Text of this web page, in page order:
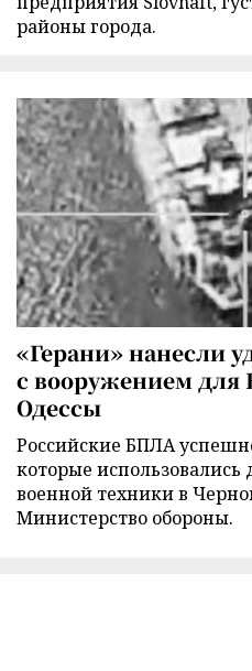
районы города.
«Герани» нанесли
с вооружением для
Одессы
Российские БПЛА
которые
военной техники в
Министерство обороны.